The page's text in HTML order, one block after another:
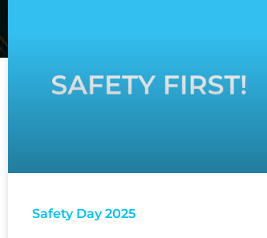
Safety Day 2025